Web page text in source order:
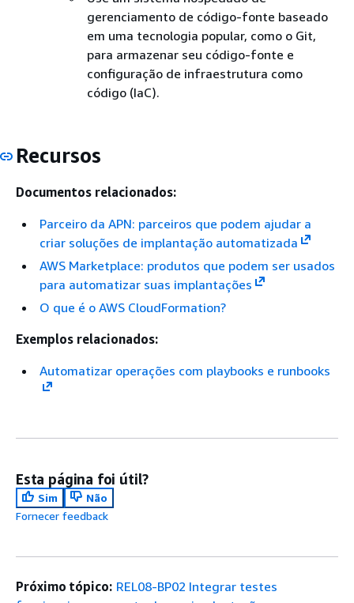
gerenciamento de código-fonte baseado
em uma tecnologia popular, como o Git,
para armazenar seu código-fonte e
configuração de infraestrutura como
código (IaC).
Recursos
Documentos relacionados:
Parceiro da APN: parceiros que podem ajudar a
criar soluções de implantação automatizada
AWS Marketplace: produtos que podem ser usados
para automatizar suas implantações
O que é o AWS CloudFormation?
Exemplos relacionados:
Automatizar operações com playbooks e runbooks
Esta página foi útil?
Sim
Não
Fornecer feedback
Próximo tópico: REL08-BP02 Integrar testes